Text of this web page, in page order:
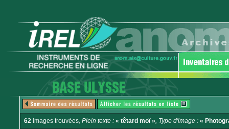
62 images trouvées, Plein texte : « têtard moï », Type d'image : «